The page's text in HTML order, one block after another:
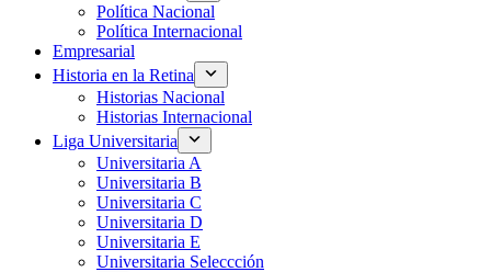
Política Nacional
Política Internacional
Empresarial
Historia en la Retina
Historias Nacional
Historias Internacional
Liga Universitaria
Universitaria A
Universitaria B
Universitaria C
Universitaria D
Universitaria E
Universitaria Seleccción